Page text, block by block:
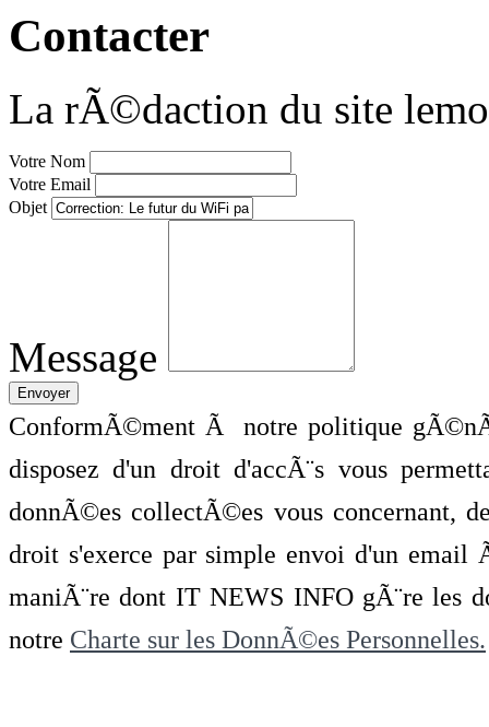
Contacter
La rÃ©daction du site
Votre Nom
Votre Email
Objet
Message
ConformÃ©ment Ã notre politique
disposez d'un droit d'accÃ¨s vous
donnÃ©es collectÃ©es vous concernant,
droit s'exerce par simple envoi d'un
maniÃ¨re dont IT NEWS INFO gÃ¨re les
notre Charte sur les DonnÃ©es Personnelles.